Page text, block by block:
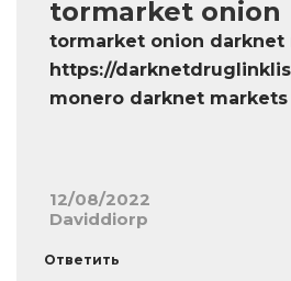
tormarket onion
tormarket onion darknet
https://
monero darknet markets
12/08/2022
Daviddiorp
Ответить